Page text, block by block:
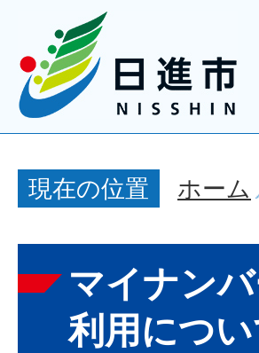
現在の位置 ホーム
マイナン
利用につ